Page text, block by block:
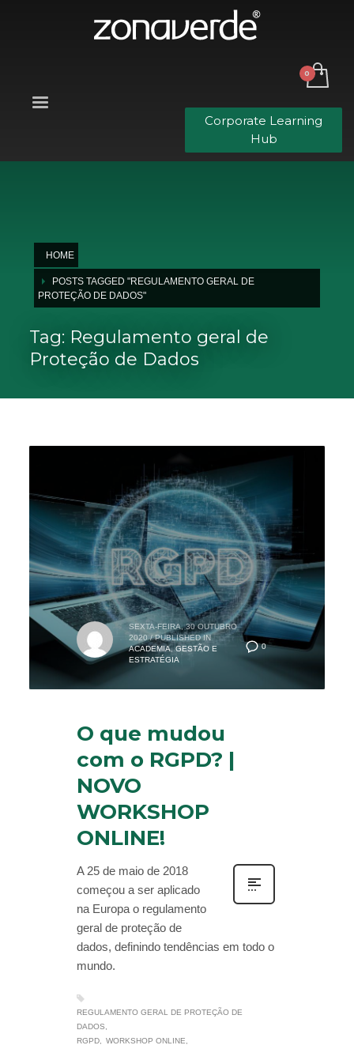
Corporate Learning
Hub
HOME
POSTS TAGGED "REGULAMENTO GERAL DE
PROTEÇÃO DE DADOS"
Tag: Regulamento geral de
Proteção de Dados
0
SEXTA-FEIRA, 30 OUTUBRO
2020 / PUBLISHED IN
ACADEMIA,GESTÃO E
ESTRATÉGIA
O que mudou
com o RGPD? |
NOVO
WORKSHOP
ONLINE!
A 25 de maio de 2018
começou a ser aplicado
na Europa o regulamento
geral de proteção de
dados, definindo tendências em todo o
mundo.
REGULAMENTO GERAL DE PROTEÇÃO DE
DADOS
RGPD
WORKSHOP ONLINE